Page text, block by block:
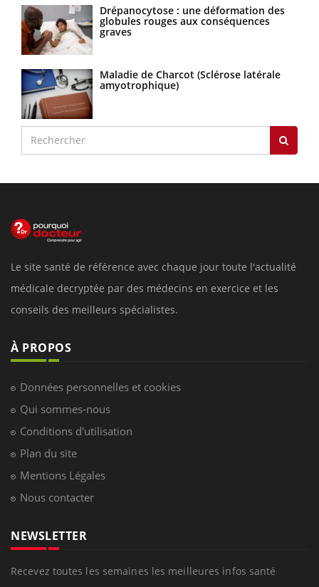
Drépanocytose : une déformation des
globules rouges aux conséquences
graves
Maladie de Charcot (Sclérose latérale
amyotrophique)
Le site santé de référence avec chaque jour toute l'actualité
médicale decryptée par des médecins en exercice et les
conseils des meilleurs spécialistes.
À PROPOS
Données personnelles et cookies
Qui sommes-nous
Conditions d'utilisation
Plan du site
Mentions Légales
Nous contacter
NEWSLETTER
Recevez toutes les semaines les meilleures infos santé